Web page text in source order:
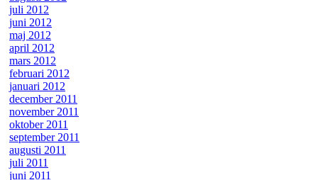
juli 2012
juni 2012
maj 2012
april 2012
mars 2012
februari 2012
januari 2012
december 2011
november 2011
oktober 2011
september 2011
augusti 2011
juli 2011
juni 2011